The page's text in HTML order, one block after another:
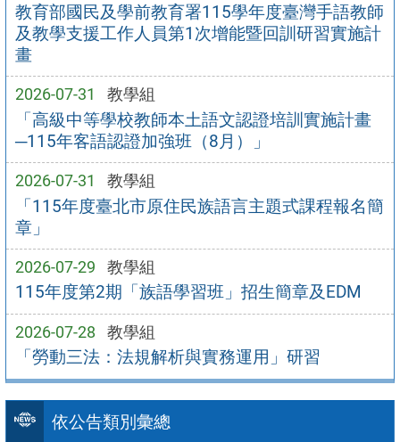
教育部國民及學前教育署115學年度臺灣手語教師
及教學支援工作人員第1次增能暨回訓研習實施計
畫
2026-07-31 教學組
「高級中等學校教師本土語文認證培訓實施計畫
─115年客語認證加強班（8月）」
2026-07-31 教學組
「115年度臺北市原住民族語言主題式課程報名簡
章」
2026-07-29 教學組
115年度第2期「族語學習班」招生簡章及EDM
2026-07-28 教學組
「勞動三法：法規解析與實務運用」研習
依公告類別彙總